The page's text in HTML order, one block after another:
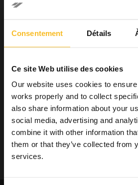
Consentement Détails
Ce site Web utilise des cookies
Our website uses cookies to
works properly and to collect
also share information about your
social media, advertising and
combine it with other information
them or that they’ve collected from
services.
Bien-être
Rechercher un
Recherche
Recherche